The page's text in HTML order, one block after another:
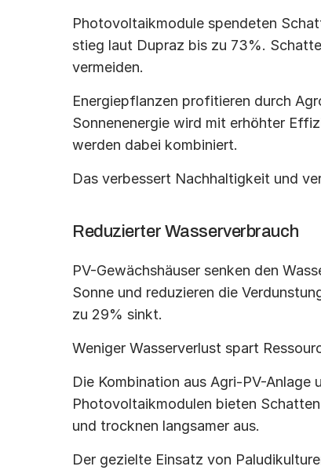
Photovoltaikmodule spendeten
stieg laut Dupraz bis zu 73%.
vermeiden.
Energiepflanzen profitieren durch
Sonnenenergie wird mit erhöhter
werden dabei kombiniert.
Das verbessert Nachhaltigkeit und
Reduzierter Wasserverbrauch
PV-Gewächshäuser senken den
Sonne und reduzieren die
zu 29% sinkt.
Weniger Wasserverlust spart
Die Kombination aus Agri-PV-
Photovoltaikmodulen bieten
und trocknen langsamer aus.
Der gezielte Einsatz von